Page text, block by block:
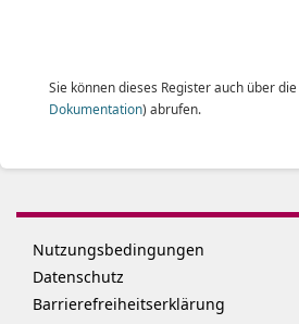
Sie können dieses Register auch über die
Dokumentation) abrufen.
Nutzungsbedingungen
Datenschutz
Barrierefreiheitserklärung